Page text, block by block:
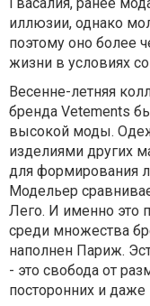
иллюзии, однако
поэтому оно более
жизни в условиях
Весенне-летняя
бренда Vetements
высокой моды.
изделиями других
для формирования
Модельер
Лего. И именно это
среди множества
наполнен Париж.
- это свобода от
посторонних и